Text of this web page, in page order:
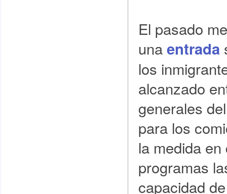
El pasado
unaentrada
los
alcanzado
generales
para los
la medida
programas
capacidad